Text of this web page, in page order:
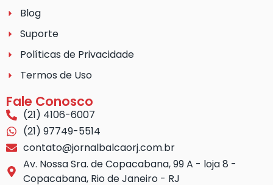
Blog
Suporte
Políticas de Privacidade
Termos de Uso
Fale Conosco
(21) 4106-6007
(21) 97749-5514
contato@jornalbalcaorj.com.br
Av. Nossa Sra. de Copacabana, 99 A - loja 8 -
Copacabana, Rio de Janeiro - RJ